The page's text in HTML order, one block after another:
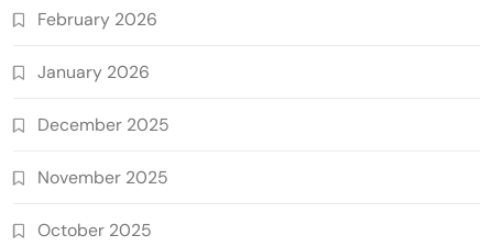
February 2026
January 2026
December 2025
November 2025
October 2025